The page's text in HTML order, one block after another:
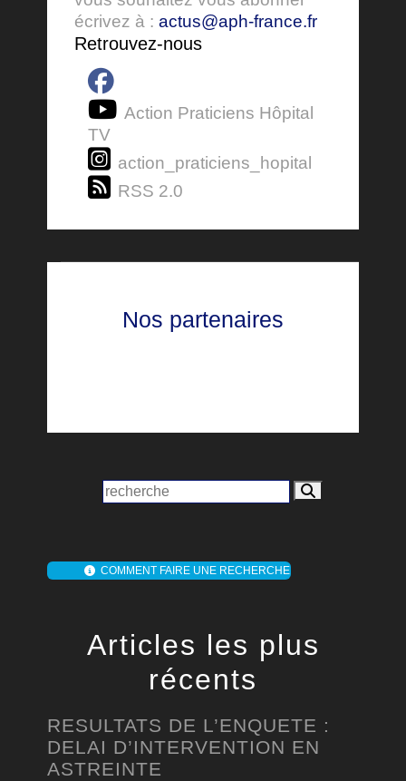
écrivez à : actus@aph-france.fr
Retrouvez-nous
Action Praticiens Hôpital
TV
action_praticiens_hopital
RSS 2.0
Nos partenaires
COMMENT FAIRE UNE RECHERCHE
Articles les plus
récents
RESULTATS DE L’ENQUETE :
DELAI D’INTERVENTION EN
ASTREINTE